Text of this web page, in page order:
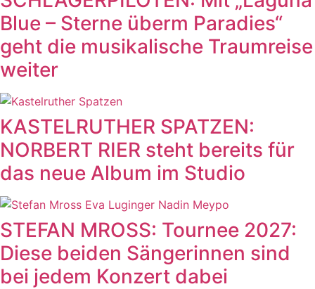
Blue – Sterne überm Paradies“
geht die musikalische Traumreise
weiter
KASTELRUTHER SPATZEN:
NORBERT RIER steht bereits für
das neue Album im Studio
STEFAN MROSS: Tournee 2027:
Diese beiden Sängerinnen sind
bei jedem Konzert dabei